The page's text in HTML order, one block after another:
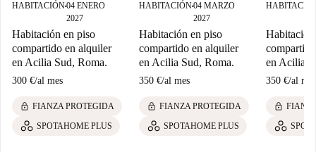
HABITACIÓN■04 ENERO
2027
Habitación en piso
compartido en alquiler
en Acilia Sud, Roma.
300 €/al mes
lock FIANZA PROTEGIDA
SPOTAHOME PLUS
HABITACIÓN■04 MARZO
2027
Habitación en piso
compartido en alquiler
en Acilia Sud, Roma.
350 €/al mes
lock FIANZA PROTEGIDA
SPOTAHOME PLUS
en Acilia
350 €/al mes
lock